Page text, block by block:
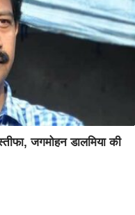
जगमोहन डालमिया की